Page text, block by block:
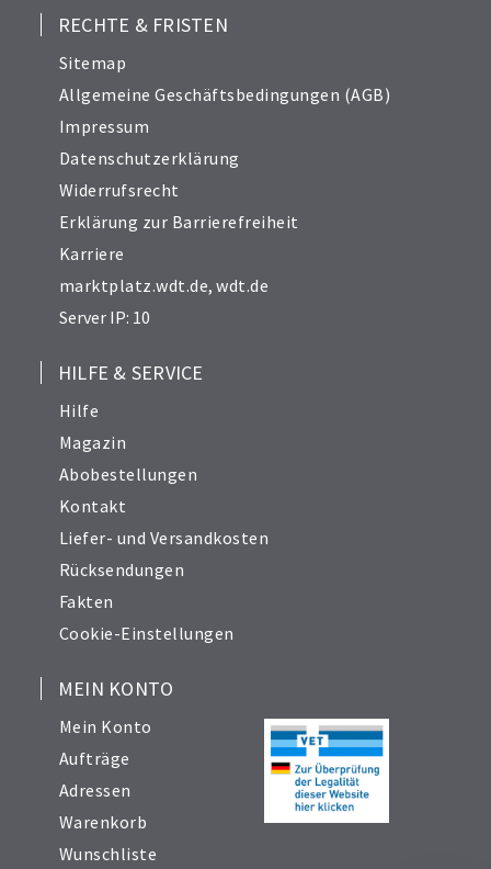
RECHTE & FRISTEN
Sitemap
Allgemeine Geschäftsbedingungen (AGB)
Impressum
Datenschutzerklärung
Widerrufsrecht
Erklärung zur Barrierefreiheit
Karriere
marktplatz.wdt.de,wdt.de
Server IP: 10
HILFE & SERVICE
Hilfe
Magazin
Abobestellungen
Kontakt
Liefer- und Versandkosten
Rücksendungen
Fakten
Cookie-Einstellungen
MEIN KONTO
Mein Konto
Aufträge
Adressen
Warenkorb
Wunschliste